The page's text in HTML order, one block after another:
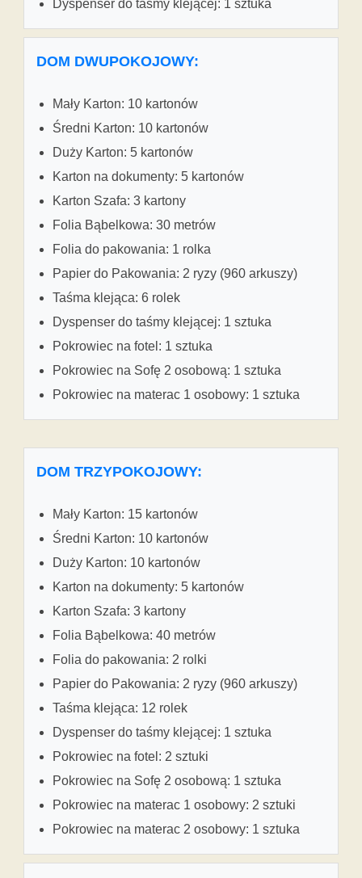
Dyspenser do taśmy klejącej: 1 sztuka
DOM DWUPOKOJOWY:
Mały Karton: 10 kartonów
Średni Karton: 10 kartonów
Duży Karton: 5 kartonów
Karton na dokumenty: 5 kartonów
Karton Szafa: 3 kartony
Folia Bąbelkowa: 30 metrów
Folia do pakowania: 1 rolka
Papier do Pakowania: 2 ryzy (960 arkuszy)
Taśma klejąca: 6 rolek
Dyspenser do taśmy klejącej: 1 sztuka
Pokrowiec na fotel: 1 sztuka
Pokrowiec na Sofę 2 osobową: 1 sztuka
Pokrowiec na materac 1 osobowy: 1 sztuka
DOM TRZYPOKOJOWY:
Mały Karton: 15 kartonów
Średni Karton: 10 kartonów
Duży Karton: 10 kartonów
Karton na dokumenty: 5 kartonów
Karton Szafa: 3 kartony
Folia Bąbelkowa: 40 metrów
Folia do pakowania: 2 rolki
Papier do Pakowania: 2 ryzy (960 arkuszy)
Taśma klejąca: 12 rolek
Dyspenser do taśmy klejącej: 1 sztuka
Pokrowiec na fotel: 2 sztuki
Pokrowiec na Sofę 2 osobową: 1 sztuka
Pokrowiec na materac 1 osobowy: 2 sztuki
Pokrowiec na materac 2 osobowy: 1 sztuka